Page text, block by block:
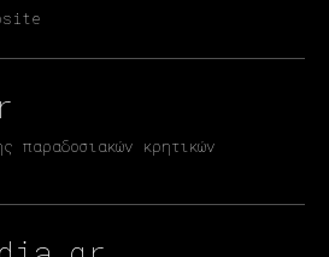
παραδοσιακών κρητικών